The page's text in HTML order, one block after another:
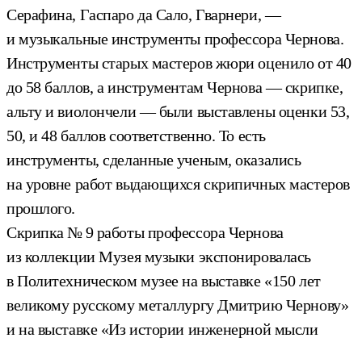
Серафина, Гаспаро да Сало, Гварнери, —
и музыкальные инструменты профессора Чернова.
Инструменты старых мастеров жюри оценило от 40
до 58 баллов, а инструментам Чернова — скрипке,
альту и виолончели — были выставлены оценки 53,
50, и 48 баллов соответственно. То есть
инструменты, сделанные ученым, оказались
на уровне работ выдающихся скрипичных мастеров
прошлого.
Скрипка № 9 работы профессора Чернова
из коллекции Музея музыки экспонировалась
в Политехническом музее на выставке «150 лет
великому русскому металлургу Дмитрию Чернову»
и на выставке «Из истории инженерной мысли